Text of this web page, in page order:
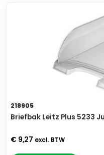
218905
Briefbak Leitz Plus 5233
€ 9,27 excl. BTW